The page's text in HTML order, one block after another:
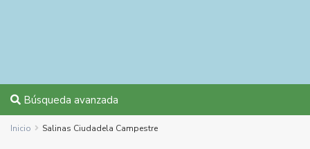
Búsqueda avanzada
Inicio Salinas Ciudadela Campestre